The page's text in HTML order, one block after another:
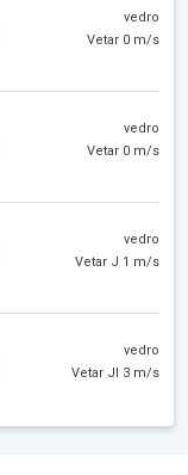
vedro
Vetar 0 m/s
vedro
Vetar 0 m/s
vedro
Vetar J 1 m/s
vedro
Vetar JI 3 m/s